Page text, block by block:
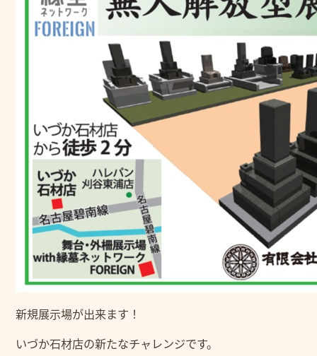
新規展示場が出来ます！
いづか石材店の新たなチャレンジです。